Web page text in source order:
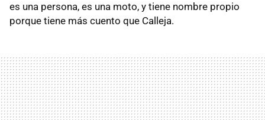
es una persona, es una moto, y tiene nombre propio
porque tiene más cuento que Calleja.